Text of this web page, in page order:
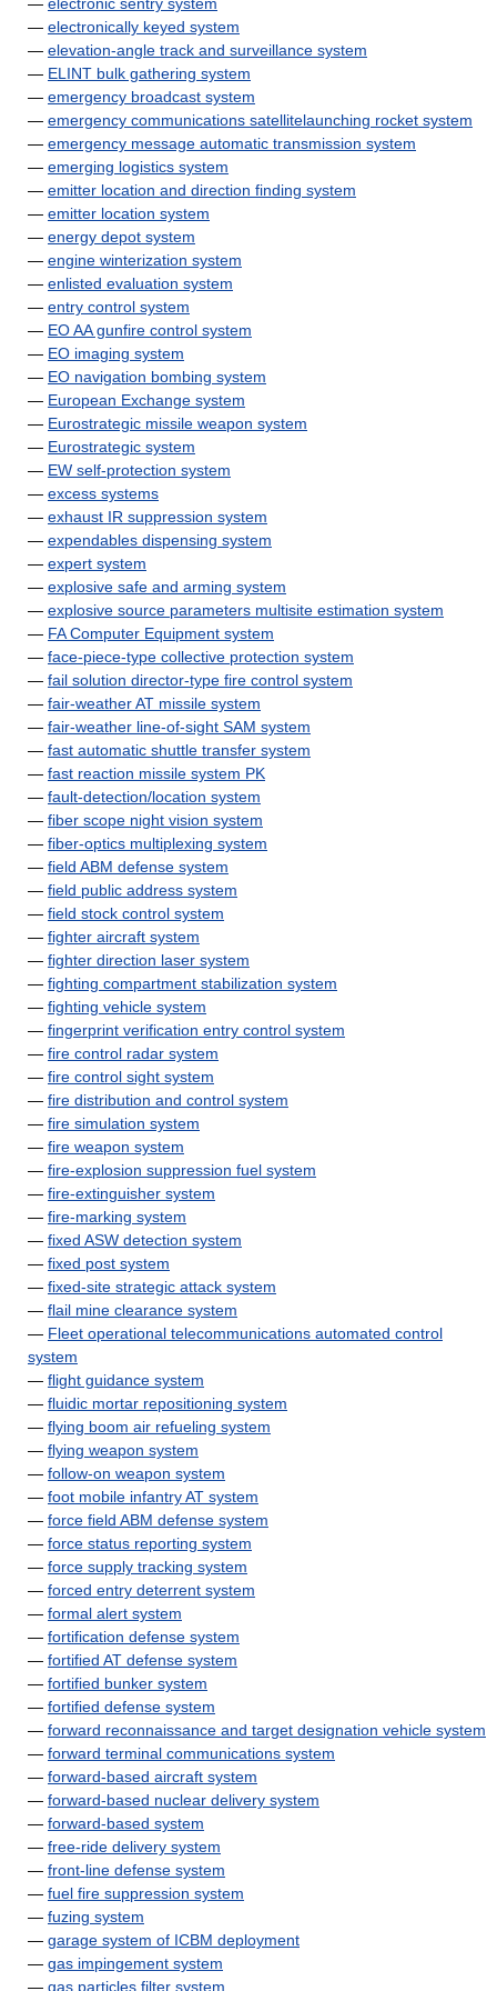
— electronically keyed system
— elevation-angle track and surveillance system
— ELINT bulk gathering system
— emergency broadcast system
— emergency communications satellitelaunching rocket system
— emergency message automatic transmission system
— emerging logistics system
— emitter location and direction finding system
— emitter location system
— energy depot system
— engine winterization system
— enlisted evaluation system
— entry control system
— EO AA gunfire control system
— EO imaging system
— EO navigation bombing system
— European Exchange system
— Eurostrategic missile weapon system
— Eurostrategic system
— EW self-protection system
— excess systems
— exhaust IR suppression system
— expendables dispensing system
— expert system
— explosive safe and arming system
— explosive source parameters multisite estimation system
— FA Computer Equipment system
— face-piece-type collective protection system
— fail solution director-type fire control system
— fair-weather AT missile system
— fair-weather line-of-sight SAM system
— fast automatic shuttle transfer system
— fast reaction missile system PK
— fault-detection/location system
— fiber scope night vision system
— fiber-optics multiplexing system
— field ABM defense system
— field public address system
— field stock control system
— fighter aircraft system
— fighter direction laser system
— fighting compartment stabilization system
— fighting vehicle system
— fingerprint verification entry control system
— fire control radar system
— fire control sight system
— fire distribution and control system
— fire simulation system
— fire weapon system
— fire-explosion suppression fuel system
— fire-extinguisher system
— fire-marking system
— fixed ASW detection system
— fixed post system
— fixed-site strategic attack system
— flail mine clearance system
— Fleet operational telecommunications automated control
system
— flight guidance system
— fluidic mortar repositioning system
— flying boom air refueling system
— flying weapon system
— follow-on weapon system
— foot mobile infantry AT system
— force field ABM defense system
— force status reporting system
— force supply tracking system
— forced entry deterrent system
— formal alert system
— fortification defense system
— fortified AT defense system
— fortified bunker system
— fortified defense system
— forward reconnaissance and target designation vehicle system
— forward terminal communications system
— forward-based aircraft system
— forward-based nuclear delivery system
— forward-based system
— free-ride delivery system
— front-line defense system
— fuel fire suppression system
— fuzing system
— garage system of ICBM deployment
— gas impingement system
— gas particles filter system